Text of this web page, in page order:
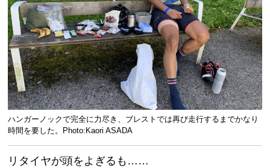
ハンガーノックで完全に力尽き、ブレストでは再び走行するまでかなり
時間を要した。Photo:Kaori ASADA
リタイヤが頭をよぎるも……